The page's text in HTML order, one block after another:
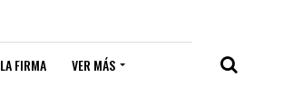
LA FIRMA VER MÁS